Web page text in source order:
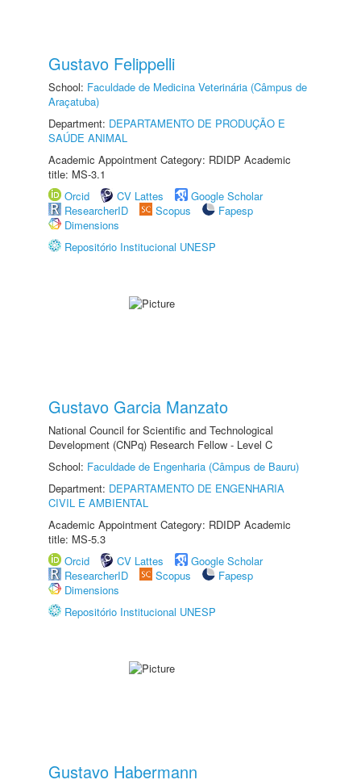
Gustavo Felippelli
School: Faculdade de Medicina Veterinária (Câmpus de
Araçatuba)
Department: DEPARTAMENTO DE PRODUÇÃO E
SAÚDE ANIMAL
Academic Appointment Category: RDIDP Academic
title: MS-3.1
Orcid
CV Lattes
Google Scholar
ResearcherID
Scopus
Fapesp
Dimensions
Repositório Institucional UNESP
Gustavo Garcia Manzato
National Council for Scientific and Technological
Development (CNPq) Research Fellow - Level C
School: Faculdade de Engenharia (Câmpus de Bauru)
Department: DEPARTAMENTO DE ENGENHARIA
CIVIL E AMBIENTAL
Academic Appointment Category: RDIDP Academic
title: MS-5.3
Orcid
CV Lattes
Google Scholar
ResearcherID
Scopus
Fapesp
Dimensions
Repositório Institucional UNESP
Gustavo Habermann